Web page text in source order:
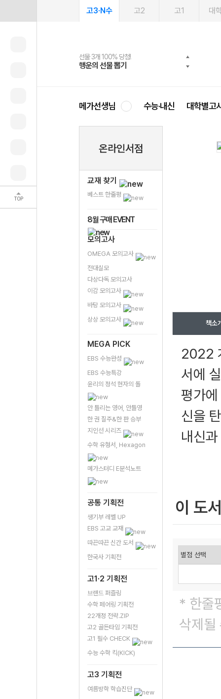
TOP
고3·N수 고2 고1 대
선물 3개 100% 당첨!
행운의 선물 뽑기
선물 100% 증정!
메가스터디 X 올리브
여름방학 스터디 캐시백
메가런 썸머스쿨
2027 러셀 단과
강사 공개선발
스마트러닝앱
설문 EVENT
메가패스
3일 무료 체험권
메가패스 수강생 무료혜택!
메가클럽 멤버십
사회공헌 캠페인
희망이룸 메가나눔
메가선생님 수능·내신 대학별고
온라인서점
교재 찾기
베스트 한줄평
8월 구매 EVENT
모의고사
OMEGA 모의고사
전대실모
다상다독 모의고사
이감 모의고사
바탕 모의고사
상상 모의고사
MEGA PICK
EBS 수능완성
EBS 수능특강
윤리의 정석 현자의 돌
안 틀리는 영어, 안틀영
한 권 질주&한 판 승부
지인선 시리즈
수학 유형서, Hexagon
메가스터디 E분석노트
공통 기획전
생기부 레벨 UP
EBS 고교 교재
따끈따끈 신간 도서
한국사 기획전
고1·2 기획전
브랜드 퍼즐링
수학 페어링 기획전
22개정 전략.ZIP
고2 골든타임 기획전
고1 필수 CHECK
수능 수학 킥(KICK)
고3 기획전
여름방학 학습진단
책소
2022
서에
평가
신을
내신
이 도
* 한줄
삭제될